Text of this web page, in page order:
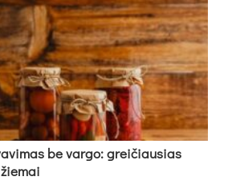
be vargo: greičiausias